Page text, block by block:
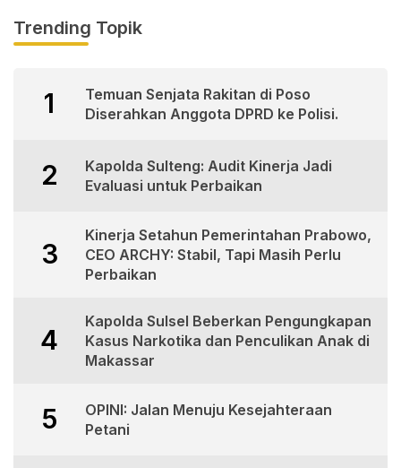
Trending Topik
1
Temuan Senjata Rakitan di Poso
Diserahkan Anggota DPRD ke Polisi.
2
Kapolda Sulteng: Audit Kinerja Jadi
Evaluasi untuk Perbaikan
3
Kinerja Setahun Pemerintahan Prabowo,
CEO ARCHY: Stabil, Tapi Masih Perlu
Perbaikan
4
Kapolda Sulsel Beberkan Pengungkapan
Kasus Narkotika dan Penculikan Anak di
Makassar
5
OPINI: Jalan Menuju Kesejahteraan
Petani